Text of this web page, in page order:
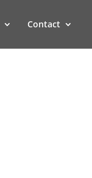
Contact